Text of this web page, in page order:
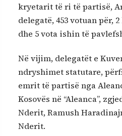
kryetarit të ri të partisë,
delegatë, 453 votuan për,
dhe 5 vota ishin të
Në vijim, delegatët e
ndryshimet statutare,
emrit të partisë nga
Kosovës në “Aleanca”,
Nderit, Ramush
Nderit.